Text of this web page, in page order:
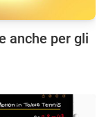
anche per gli